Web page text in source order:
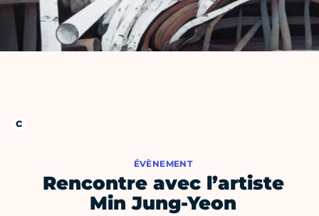
ÉVÈNEMENT
Rencontre avec l’artiste
Min Jung-Yeon